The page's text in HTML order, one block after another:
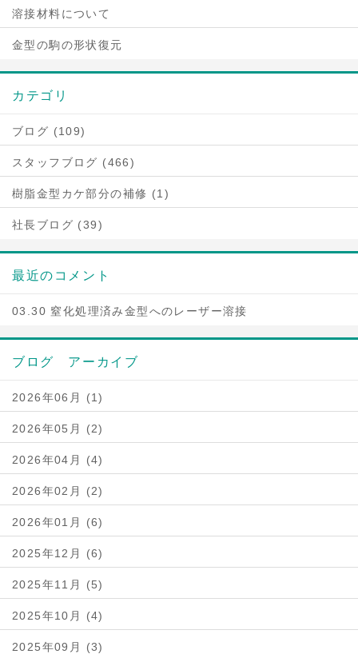
溶接材料について
金型の駒の形状復元
カテゴリ
ブログ (109)
スタッフブログ (466)
樹脂金型カケ部分の補修 (1)
社長ブログ (39)
最近のコメント
03.30 窒化処理済み金型へのレーザー溶接
ブログ アーカイブ
2026年06月 (1)
2026年05月 (2)
2026年04月 (4)
2026年02月 (2)
2026年01月 (6)
2025年12月 (6)
2025年11月 (5)
2025年10月 (4)
2025年09月 (3)